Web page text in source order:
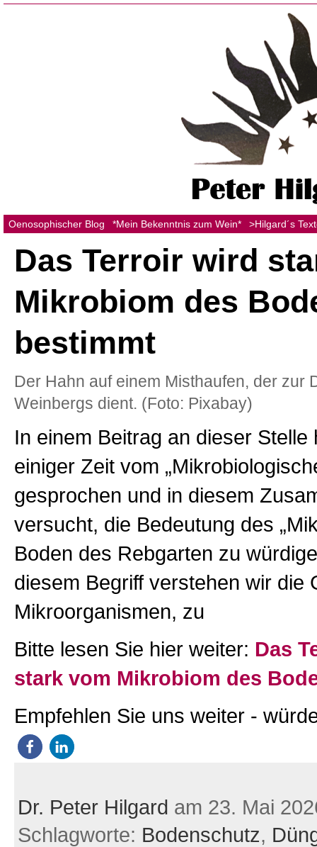
Oenosophischer Blog *Mein Bekenntnis zum Wein* >Hilgard´s
Das Terroir wird
Mikrobiom des
bestimmt
Der Hahn auf einem Misthaufen, der zur
Weinbergs dient. (Foto: Pixabay)
In einem Beitrag an dieser Stelle
einiger Zeit vom
gesprochen und in diesem
versucht, die Bedeutung des
Boden des Rebgarten zu
diesem Begriff verstehen wir die
Mikroorganismen, zu
Bitte lesen Sie hier weiter: Das
stark vom Mikrobiom des
Empfehlen Sie uns weiter -
Dr. Peter Hilgard am 23. Mai
Schlagworte: Bodenschutz,